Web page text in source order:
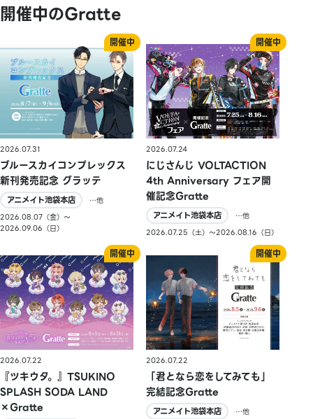
開催中のGratte
2026.07.31
ブルースカイコンプレックス
新刊発売記念 グラッテ
アニメイト池袋本店
…他
2026.08.07（金）〜
2026.09.06（日）
2026.07.24
にじさんじ VOLTACTION
4th Anniversary フェア開
催記念Gratte
アニメイト池袋本店
…他
2026.07.25（土）〜2026.08.16（日）
2026.07.22
『ツキウタ。』TSUKINO
SPLASH SODA LAND
×Gratte
2026.07.22
「君となら恋をしてみても」
完結記念Gratte
アニメイト池袋本店
…他